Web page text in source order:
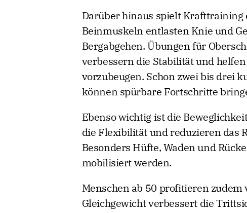
Darüber hinaus spielt Krafttraining
Beinmuskeln entlasten Knie und
Bergabgehen. Übungen für
verbessern die Stabilität und
vorzubeugen. Schon zwei bis drei
können spürbare Fortschritte
Ebenso wichtig ist die
die Flexibilität und reduzieren das
Besonders Hüfte, Waden und
mobilisiert werden.
Menschen ab 50 profitieren
Gleichgewicht verbessert die